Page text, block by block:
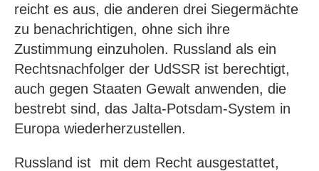
reicht es aus, die anderen drei Siegermächte
zu benachrichtigen, ohne sich ihre
Zustimmung einzuholen. Russland als ein
Rechtsnachfolger der UdSSR ist berechtigt,
auch gegen Staaten Gewalt anwenden, die
bestrebt sind, das Jalta-Potsdam-System in
Europa wiederherzustellen.
Russland ist mit dem Recht ausgestattet,